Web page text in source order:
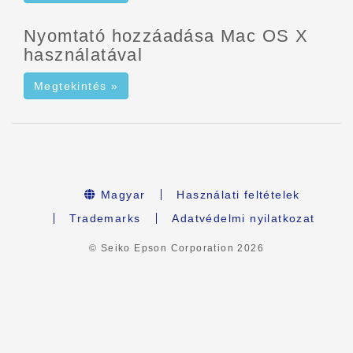
Nyomtató hozzáadása Mac OS X
használatával
Megtekintés »
Magyar
Használati feltételek
Trademarks
Adatvédelmi nyilatkozat
© Seiko Epson Corporation2026